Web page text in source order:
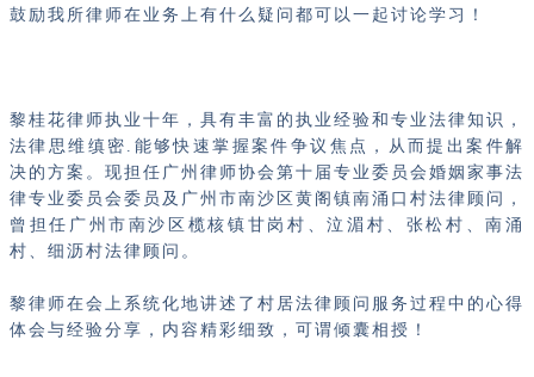
鼓励我所律师在业务上有什么疑问都可以一起讨论学习！
黎桂花律师执业十年，具有丰富的执业经验和专业法律知识，
法律思维缜密.能够快速掌握案件争议焦点，从而提出案件解
决的方案。现担任广州律师协会第十届专业委员会婚姻家事法
律专业委员会委员及广州市南沙区黄阁镇南涌口村法律顾问，
曾担任广州市南沙区榄核镇甘岗村、泣湄村、张松村、南涌
村、细沥村法律顾问。
黎律师在会上系统化地讲述了村居法律顾问服务过程中的心得
体会与经验分享，内容精彩细致，可谓倾囊相授！